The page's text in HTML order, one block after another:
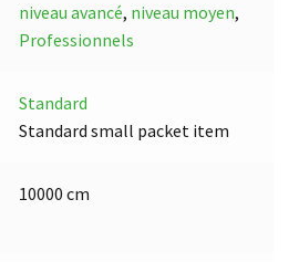
niveau avancé, niveau moyen,
Professionnels
Standard
Standard small packet item
10000 cm